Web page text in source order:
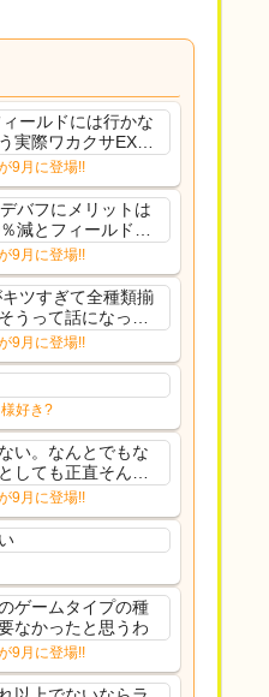
ールドには行かな
実際ワカクサEXで
いや
9月に登場!!
バフにメリットは
減とフィールド効
マルとか引いたら
いし終わり控えめ
9月に登場!!
ツすぎて全種類揃
うって話になって
9月に登場!!
好き?
い。なんとでもな
しても正直そんな
い。運営は時間の
なのよ。ポケスリ
なと思ってる。〉
9月に登場!!
ゲームタイプの種
なかったと思うわ
9月に登場!!